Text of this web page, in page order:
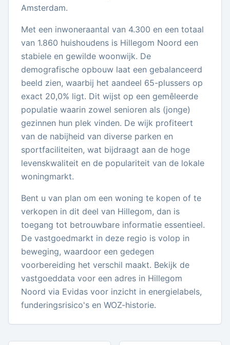
Amsterdam.
Met een inwoneraantal van 4.300 en een totaal
van 1.860 huishoudens is Hillegom Noord een
stabiele en gewilde woonwijk. De
demografische opbouw laat een gebalanceerd
beeld zien, waarbij het aandeel 65-plussers op
exact 20,0% ligt. Dit wijst op een gemêleerde
populatie waarin zowel senioren als (jonge)
gezinnen hun plek vinden. De wijk profiteert
van de nabijheid van diverse parken en
sportfaciliteiten, wat bijdraagt aan de hoge
levenskwaliteit en de populariteit van de lokale
woningmarkt.
Bent u van plan om een woning te kopen of te
verkopen in dit deel van Hillegom, dan is
toegang tot betrouwbare informatie essentieel.
De vastgoedmarkt in deze regio is volop in
beweging, waardoor een gedegen
voorbereiding het verschil maakt. Bekijk de
vastgoeddata voor een adres in Hillegom
Noord via Evidas voor inzicht in energielabels,
funderingsrisico's en WOZ-historie.